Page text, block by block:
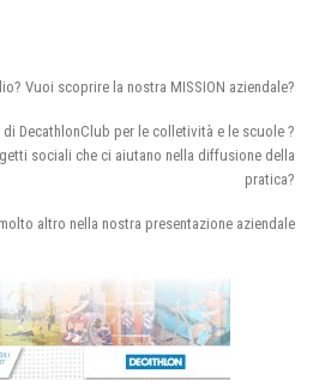
Vuoi scoprire la nostra MISSION aziendale?
DecathlonClub per le colletività e le scuole ?
sociali che ci aiutano nella diffusione della
pratica?
altro nella nostra presentazione aziendale